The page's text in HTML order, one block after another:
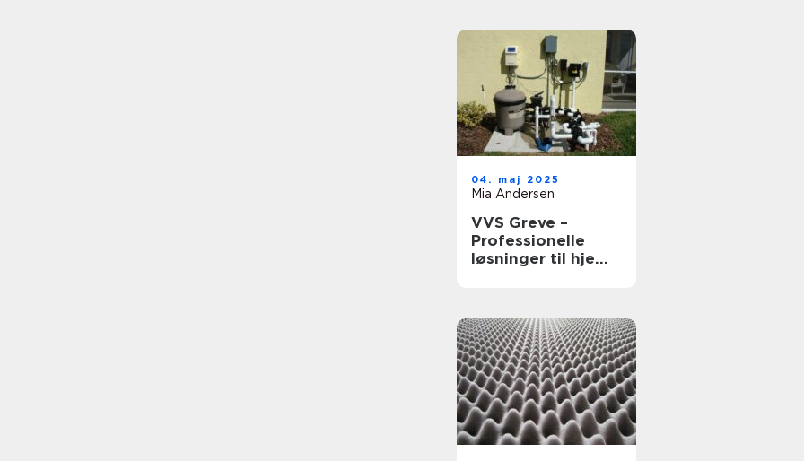
04. maj 2025
Mia Andersen
VVS Greve –
Professionelle
løsninger til hjem